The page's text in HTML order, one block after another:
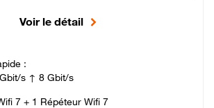
Voir le détail
:
s ↑ 8 Gbit/s
7 + 1 Répéteur Wifi 7